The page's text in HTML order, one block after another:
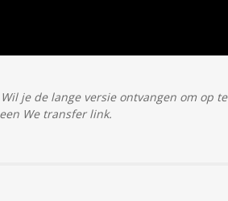
je de lange versie ontvangen om op te
We transfer link.